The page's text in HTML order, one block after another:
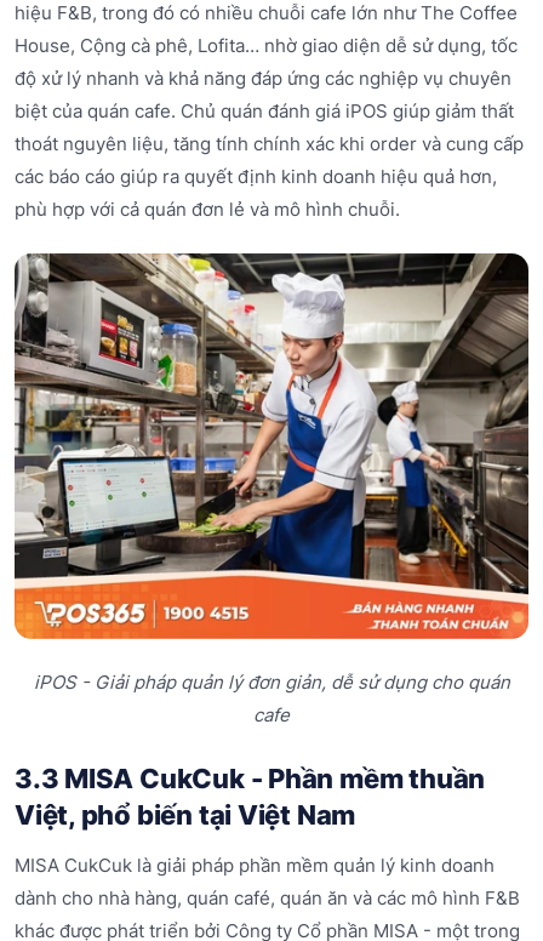
hiệu F&B, trong đó có nhiều chuỗi cafe lớn như The Coffee
House, Cộng cà phê, Lofita… nhờ giao diện dễ sử dụng, tốc
độ xử lý nhanh và khả năng đáp ứng các nghiệp vụ chuyên
biệt của quán cafe. Chủ quán đánh giá iPOS giúp giảm thất
thoát nguyên liệu, tăng tính chính xác khi order và cung cấp
các báo cáo giúp ra quyết định kinh doanh hiệu quả hơn,
phù hợp với cả quán đơn lẻ và mô hình chuỗi.
iPOS - Giải pháp quản lý đơn giản, dễ sử dụng cho quán
cafe
3.3 MISA CukCuk - Phần mềm thuần
Việt, phổ biến tại Việt Nam
MISA CukCuk là giải pháp phần mềm quản lý kinh doanh
dành cho nhà hàng, quán café, quán ăn và các mô hình F&B
khác được phát triển bởi Công ty Cổ phần MISA - một trong